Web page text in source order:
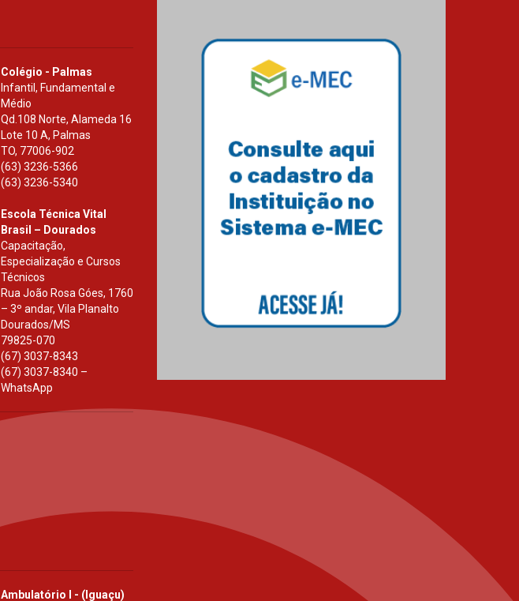
Colégio - Palmas
Infantil, Fundamental e
Médio
Qd.108 Norte, Alameda 16
Lote 10 A, Palmas
TO, 77006-902
(63) 3236-5366
(63) 3236-5340
Escola Técnica Vital
Brasil – Dourados
Capacitação,
Especialização e Cursos
Técnicos
Rua João Rosa Góes, 1760
– 3º andar, Vila Planalto
Dourados/MS
79825-070
(67) 3037-8343
(67) 3037-8340 –
WhatsApp
Ambulatório I - (Iguaçu)